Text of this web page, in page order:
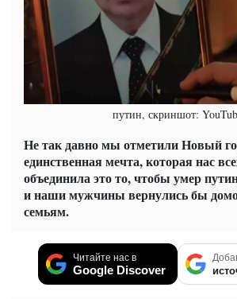
путин, скриншот:
Не так давно мы отметили Новый
единственная мечта, которая нас
объединила это то, чтобы умер
и наши мужчины вернулись бы
семьям.
Читайте нас в
Google Discover